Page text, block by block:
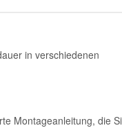
in verschiedenen
Montageanleitung, die